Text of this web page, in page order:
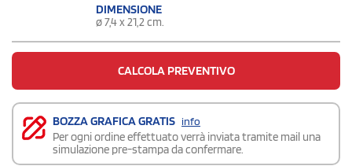
DIMENSIONE
ø 7,4 x 21,2 cm.
CALCOLA PREVENTIVO
BOZZA GRAFICA GRATIS info
Per ogni ordine effettuato verrà inviata tramite mail una
simulazione pre-stampa da confermare.